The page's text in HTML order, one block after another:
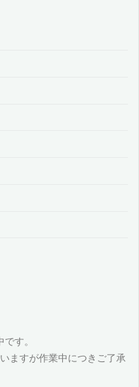
す。
ますが作業中につきご了承